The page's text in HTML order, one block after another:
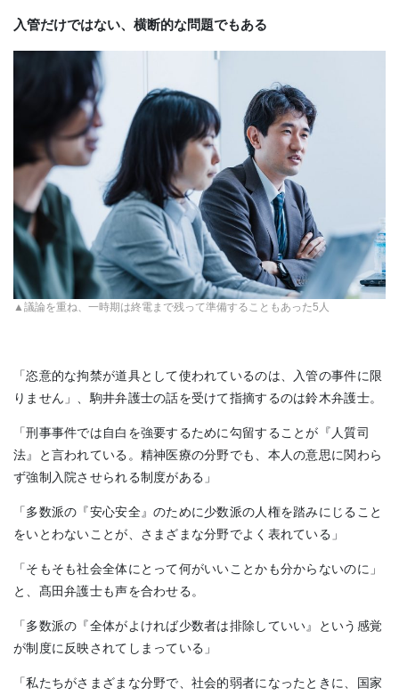
入管だけではない、横断的な問題でもある
▲議論を重ね、一時期は終電まで残って準備することもあった5人
「恣意的な拘禁が道具として使われているのは、入管の事件に限
りません」、駒井弁護士の話を受けて指摘するのは鈴木弁護士。
「刑事事件では自白を強要するために勾留することが『人質司
法』と言われている。精神医療の分野でも、本人の意思に関わら
ず強制入院させられる制度がある」
「多数派の『安心安全』のために少数派の人権を踏みにじること
をいとわないことが、さまざまな分野でよく表れている」
「そもそも社会全体にとって何がいいことかも分からないのに」
と、髙田弁護士も声を合わせる。
「多数派の『全体がよければ少数者は排除していい』という感覚
が制度に反映されてしまっている」
「私たちがさまざまな分野で、社会的弱者になったときに、国家